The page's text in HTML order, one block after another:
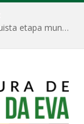
Escola Municipal Divino Espírito Santo conquista etapa municipal da V Feira Amazonense de Matemática